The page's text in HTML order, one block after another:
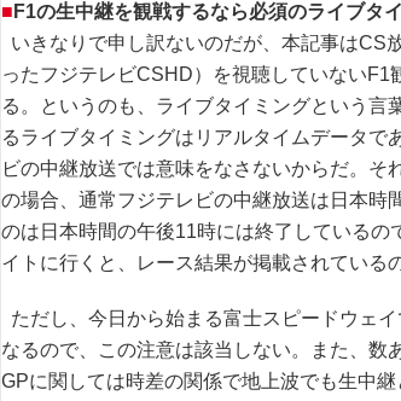
■ F1の生中継を観戦するなら必須のライブタ
いきなりで申し訳ないのだが、本記事はCS
ったフジテレビCSHD）を視聴していない
る。というのも、ライブタイミングという
るライブタイミングはリアルタイムデータで
ビの中継放送では意味をなさないからだ。そ
の場合、通常フジテレビの中継放送は日本時
のは日本時間の午後11時には終了している
イトに行くと、レース結果が掲載されている
ただし、今日から始まる富士スピードウェ
なるので、この注意は該当しない。また、数
GPに関しては時差の関係で地上波でも生中